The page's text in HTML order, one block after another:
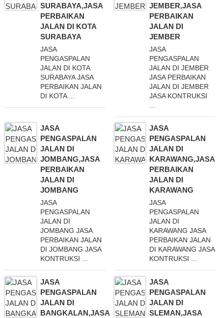
SURABAYA,JASA
PERBAIKAN
JALAN DI KOTA
SURABAYA
JASA
PENGASPALAN
JALAN DI KOTA
SURABAYA JASA
PERBAIKAN JALAN
DI KOTA ...
JEMBER,JASA
PERBAIKAN
JALAN DI
JEMBER
JASA
PENGASPALAN
JALAN DI JEMBER
JASA PERBAIKAN
JALAN DI JEMBER
JASA KONTRUKSI
JASA
PENGASPALAN
JALAN DI
JOMBANG,JASA
PERBAIKAN
JALAN DI
JOMBANG
JASA
PENGASPALAN
JALAN DI
JOMBANG JASA
PERBAIKAN JALAN
DI JOMBANG JASA
KONTRUKSI ...
JASA
PENGASPALAN
JALAN DI
KARAWANG,JASA
PERBAIKAN
JALAN DI
KARAWANG
JASA
PENGASPALAN
JALAN DI
KARAWANG JASA
PERBAIKAN JALAN
DI KARAWANG JASA
KONTRUKSI ...
JASA
PENGASPALAN
JALAN DI
BANGKALAN,JASA
JASA
PENGASPALAN
JALAN DI
SLEMAN,JASA